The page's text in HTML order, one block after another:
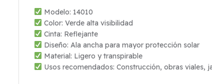
Modelo: 14010
Color: Verde alta visibilidad
Cinta: Reflejante
Diseño: Ala ancha para mayor protección solar
Material: Ligero y transpirable
Usos recomendados: Construcción, obras viales,